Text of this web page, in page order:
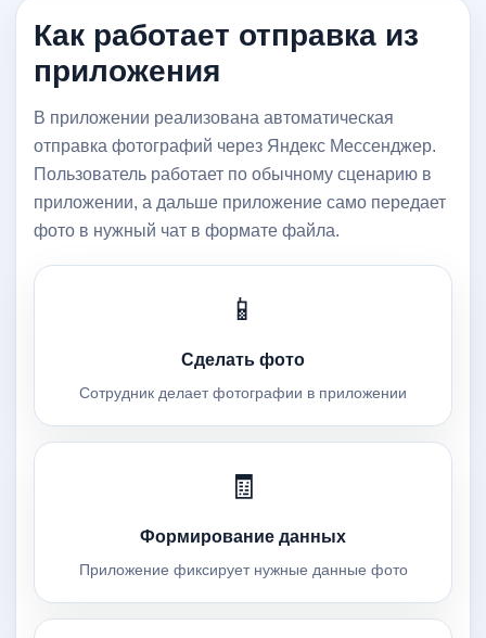
Как работает отправка из
приложения
В приложении реализована автоматическая
отправка фотографий через Яндекс Мессенджер.
Пользователь работает по обычному сценарию в
приложении, а дальше приложение само передает
фото в нужный чат в формате файла.
📱
Сделать фото
Сотрудник делает фотографии в приложении
🧾
Формирование данных
Приложение фиксирует нужные данные фото